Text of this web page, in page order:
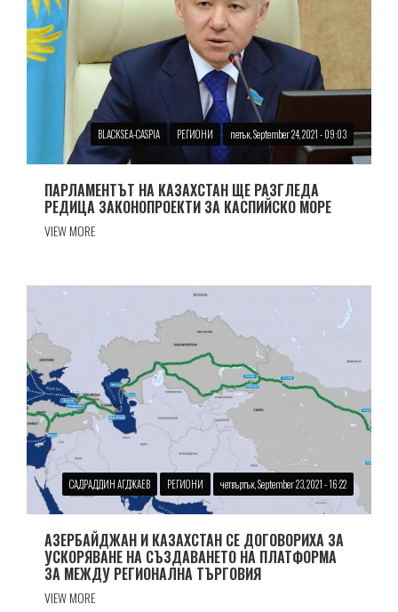
BLACKSEA-CASPIA РЕГИОНИ петък, September 24, 2021 - 09:03
ПАРЛАМЕНТЪТ НА КАЗАХСТАН ЩЕ РАЗГЛЕДА
РЕДИЦА ЗАКОНОПРОЕКТИ ЗА КАСПИЙСКО МОРЕ
VIEW MORE
САДРАДДИН АГДЖАЕВ РЕГИОНИ четвъртък, September 23, 2021 - 16:22
АЗЕРБАЙДЖАН И КАЗАХСТАН СЕ ДОГОВОРИХА ЗА
УСКОРЯВАНЕ НА СЪЗДАВАНЕТО НА ПЛАТФОРМА
ЗА МЕЖДУ РЕГИОНАЛНА ТЪРГОВИЯ
VIEW MORE